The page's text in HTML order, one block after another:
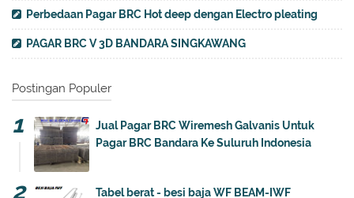
Perbedaan Pagar BRC Hot deep dengan Electro pleating
PAGAR BRC V 3D BANDARA SINGKAWANG
Postingan Populer
Jual Pagar BRC Wiremesh Galvanis Untuk
Pagar BRC Bandara Ke Suluruh Indonesia
Tabel berat - besi baja WF BEAM-IWF